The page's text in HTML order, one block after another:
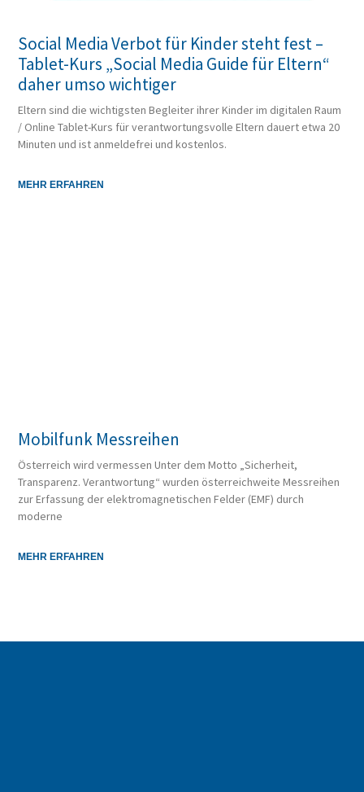
Social Media Verbot für Kinder steht fest –
Tablet-Kurs „Social Media Guide für Eltern“
daher umso wichtiger
Eltern sind die wichtigsten Begleiter ihrer Kinder im digitalen Raum
/ Online Tablet-Kurs für verantwortungsvolle Eltern dauert etwa 20
Minuten und ist anmeldefrei und kostenlos.
MEHR ERFAHREN
Mobilfunk Messreihen
Österreich wird vermessen Unter dem Motto „Sicherheit,
Transparenz. Verantwortung“ wurden österreichweite Messreihen
zur Erfassung der elektromagnetischen Felder (EMF) durch
moderne
MEHR ERFAHREN